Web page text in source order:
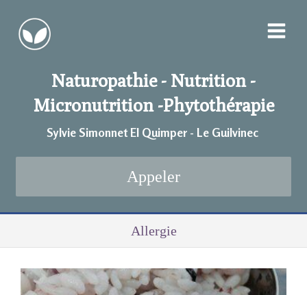
Naturopathie - Nutrition -
Micronutrition -Phytothérapie
Sylvie Simonnet EI Quimper - Le Guilvinec
Appeler
Allergie